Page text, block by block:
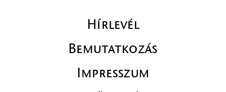
Hírlevél
Bemutatkozás
Impresszum